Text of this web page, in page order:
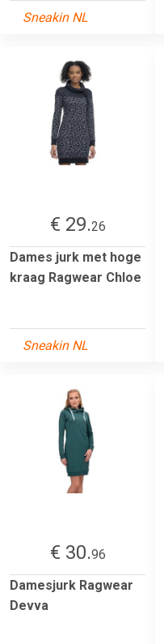
Sneakin NL
€ 29.26
Dames jurk met hoge
kraag Ragwear Chloe
Sneakin NL
€ 30.96
Damesjurk Ragwear
Devva